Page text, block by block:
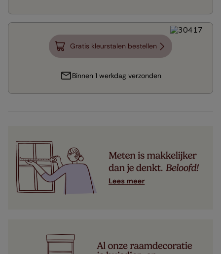
Gratis kleurstalen bestellen
Binnen 1 werkdag verzonden